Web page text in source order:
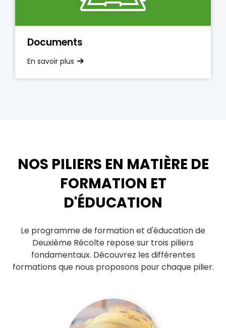
Documents
En savoir plus
NOS PILIERS EN MATIÈRE DE
FORMATION ET
D'ÉDUCATION
Le programme de formation et d'éducation de
Deuxième Récolte repose sur trois piliers
fondamentaux. Découvrez les différentes
formations que nous proposons pour chaque pilier.